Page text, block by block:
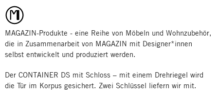
MAGAZIN-Produkte - eine Reihe von Möbeln und Wohnzubehör,
die in Zusammenarbeit von MAGAZIN mit Designer*innen
selbst entwickelt und produziert werden.
Der CONTAINER DS mit Schloss – mit einem Drehriegel wird
die Tür im Korpus gesichert. Zwei Schlüssel liefern wir mit.